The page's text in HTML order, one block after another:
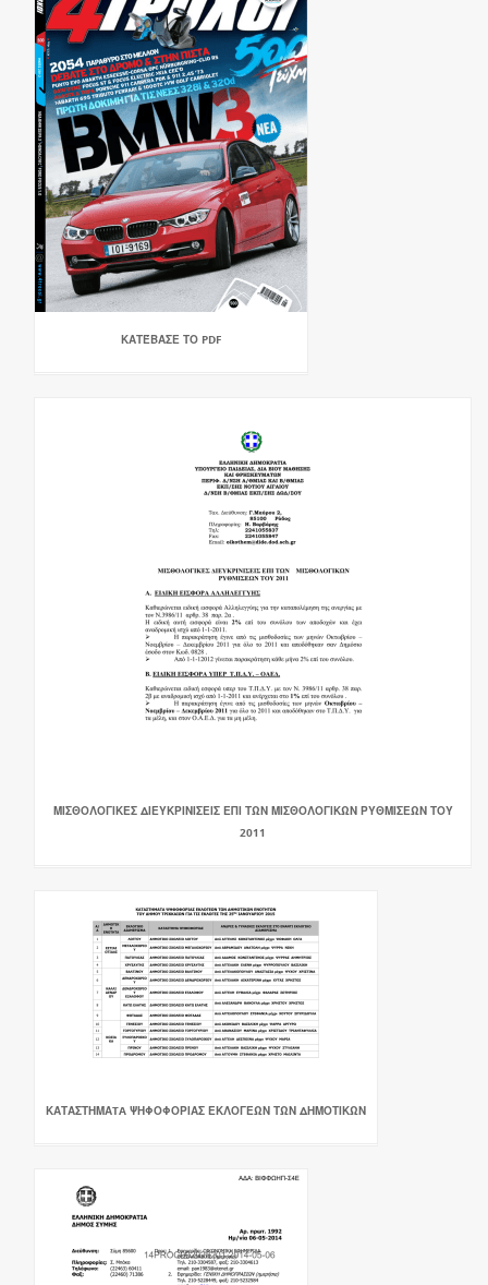
ΚΑΤΈΒΑΣΕ ΤΟ PDF
ΜΙΣΘΟΛΟΓΙΚΕΣ ΔΙΕΥΚΡΙΝΙΣΕΙΣ ΕΠΙ ΤΩΝ ΜΙΣΘΟΛΟΓΙΚΩΝ ΡΥΘΜΙΣΕΩΝ ΤΟΥ
2011
ΚΑΤΑΣΤΗΜΑTA ΨΗΦΟΦΟΡΙΑΣ ΕΚΛΟΓΕΩΝ ΤΩΝ ΔΗΜΟΤΙΚΩΝ